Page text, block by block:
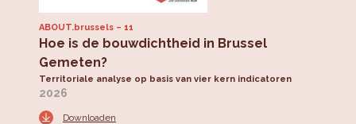
ABOUT.brussels 11
Hoe is de bouwdichtheid in Brussel
Gemeten?
Territoriale analyse op basis van vier kern indicatoren
2026
Downloaden